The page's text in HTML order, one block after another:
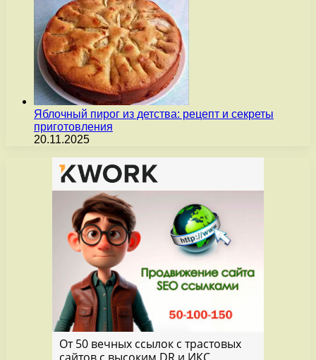
Яблочный пирог из детства: рецепт и секреты
приготовления
20.11.2025